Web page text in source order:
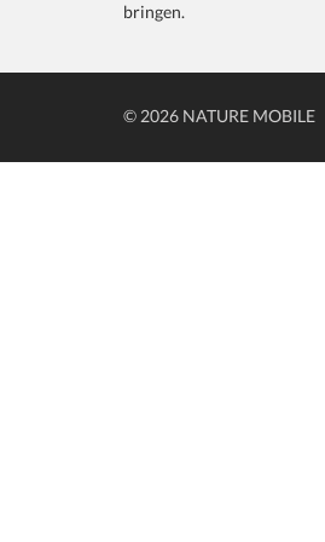
bringen.
© 2026 NATURE MOBILE